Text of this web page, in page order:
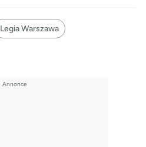
Legia Warszawa